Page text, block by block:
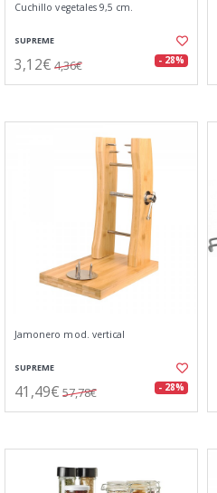
Cuchillo vegetales 9,5 cm.
SUPREME
3,12€ 4,36€ - 28%
Jamonero mod. vertical
SUPREME
41,49€ 57,78€ - 28%